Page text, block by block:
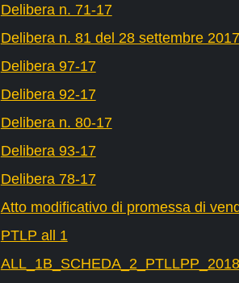
Delibera n. 71-17
Delibera n. 81 del 28 settembre 2017
Delibera 97-17
Delibera 92-17
Delibera n. 80-17
Delibera 93-17
Delibera 78-17
Atto modificativo di promessa di
PTLP all 1